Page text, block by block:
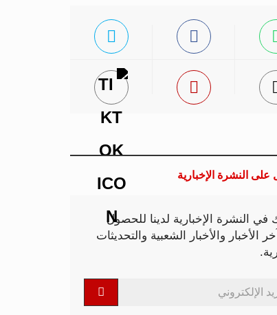
على النشرة الإخبارية
في النشرة الإخبارية لدينا للحصول
الأخبار والأخبار الشعبية والتحديثات